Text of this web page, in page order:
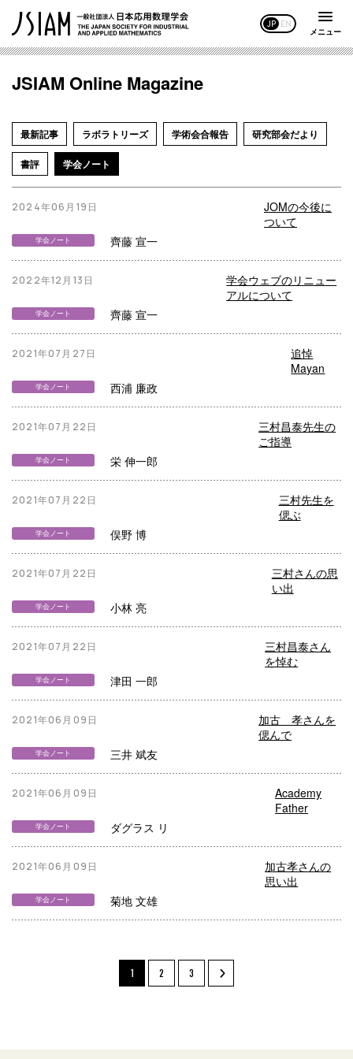
JP EN
メニュー
JSIAM Online Magazine
最新記事 ラボラトリーズ 学術会合報告 研究部会だより
書評 学会ノート
2024年06月19日
JOMの今後に
ついて
学会ノート 齊藤 宣一
2022年12月13日
学会ウェブのリニュー
アルについて
学会ノート 齊藤 宣一
2021年07月27日
追悼
Mayan
学会ノート 西浦 廉政
2021年07月22日
三村昌泰先生の
ご指導
学会ノート 栄 伸一郎
2021年07月22日
三村先生を
偲ぶ
学会ノート 俣野 博
2021年07月22日
三村さんの思
い出
学会ノート 小林 亮
2021年07月22日
三村昌泰さん
を悼む
学会ノート 津田 一郎
2021年06月09日
加古 孝さんを
偲んで
学会ノート 三井 斌友
2021年06月09日
Academy
Father
学会ノート ダグラス リ
2021年06月09日
加古孝さんの
思い出
学会ノート 菊地 文雄
1 2 3